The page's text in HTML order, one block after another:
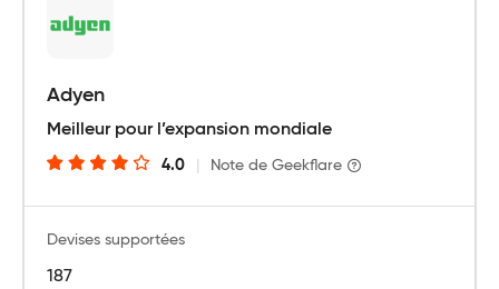
Adyen
Meilleur pour l’expansion mondiale
4.0 Note de Geekflare
Devises supportées
187